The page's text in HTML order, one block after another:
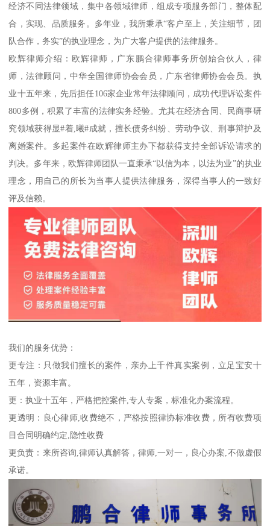
经济不同法律领域，集中各领域律师，组成专项服务部门，整体配
合，实现、品质服务。多年业，我所秉承“客户至上，关注细节，团
队合作，务实”的执业理念，为广大客户提供的法律服务。
欧辉律师介绍：欧辉律师，广东鹏合律师事务所创始合伙人，律
师，法律顾问，中华全国律师协会会员，广东省律师协会会员。执
业十五年来，先后担任106家企业常年法律顾问，成功代理诉讼案件
800多例，积累了丰富的法律实务经验。尤其在经济合同、民商事研
究领域获得显#着,曦#成就，擅长债务纠纷、劳动争议、刑事辩护及
离婚案件。多起案件在欧辉律师主办下都获得支持全部诉讼请求的
判决。多年来，欧辉律师团队一直秉承“以信为本，以法为业”的执业
理念，用自己的所长为当事人提供法律服务，深得当事人的一致好
评及信赖。
我们的服务优势：
更专注：只做我们擅长的案件，亲办上千件真实案例，立足宝安十
五年，资源丰富。
更：执业十五年，严格把控案件,专人专案，标准化办案流程。
更透明：良心律师,收费绝不，严格按照律协标准收费，所有收费项
目合同明确约定,隐性收费
更负责：来所咨询,律师认真解答，律师,一对一，良心办案,不做虚假
承诺。